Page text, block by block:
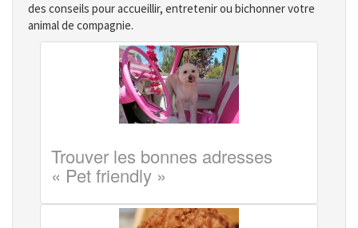
des conseils pour accueillir, entretenir ou bichonner votre
animal de compagnie.
Trouver les bonnes adresses
« Pet friendly »